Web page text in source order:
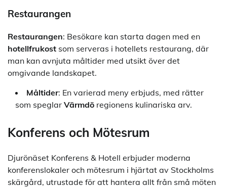
Restaurangen
Restaurangen: Besökare kan starta dagen med en
hotellfrukost som serveras i hotellets restaurang, där
man kan avnjuta måltider med utsikt över det
omgivande landskapet.
Måltider: En varierad meny erbjuds, med rätter
som speglar Värmdö regionens kulinariska arv.
Konferens och Mötesrum
Djurönäset Konferens & Hotell erbjuder moderna
konferenslokaler och mötesrum i hjärtat av Stockholms
skärgård, utrustade för att hantera allt från små möten